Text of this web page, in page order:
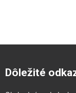
Dôležité